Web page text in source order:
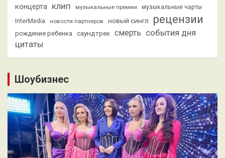
концерта
клип музыкальные премии
музыкальные чарты
InterMedia
новости партнеров новый сингл рецензии
рождение ребенка саундтрек смерть события дня
цитаты
Шоубизнес